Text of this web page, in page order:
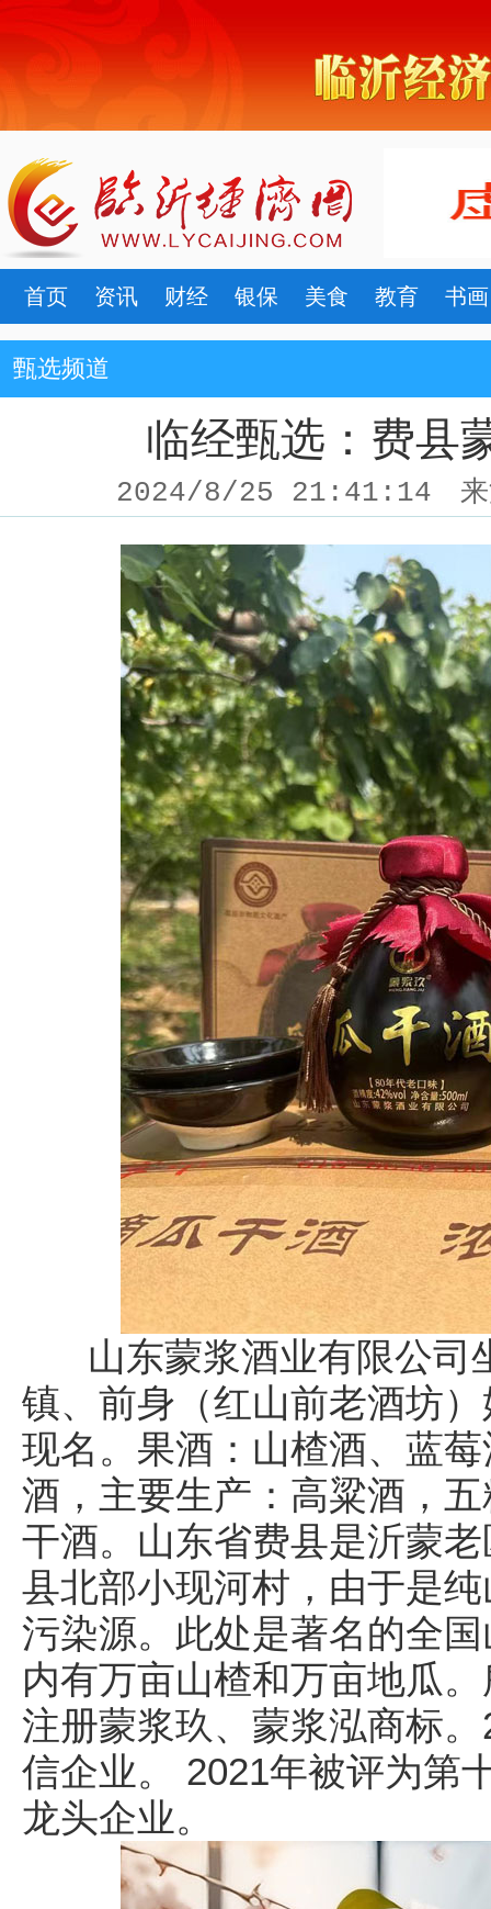
首页 资讯 财经 银保 美食 教育 书画
甄选频道
临经甄选：费县
2024/8/25 21:41:14
山东蒙浆酒业有限公司
镇、前身（红山前老酒坊
现名。果酒：山楂酒、蓝
酒，主要生产：高粱酒，
干酒。山东省费县是沂蒙
县北部小现河村，由于是
污染源。此处是著名的全
内有万亩山楂和万亩地瓜
注册蒙浆玖、蒙浆泓商标
信企业。 2021年被评为第
龙头企业。